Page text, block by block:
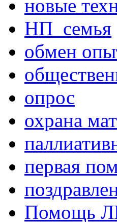
новые
НП_семья
обмен
опрос
охрана
первая
Помощь